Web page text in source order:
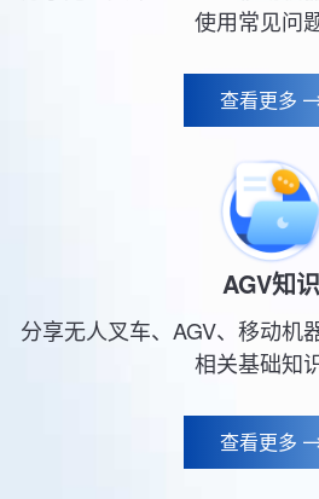
使用常见问
查看更多
AGV知识
分享无人叉车、AGV、移动机
相关基础知
查看更多